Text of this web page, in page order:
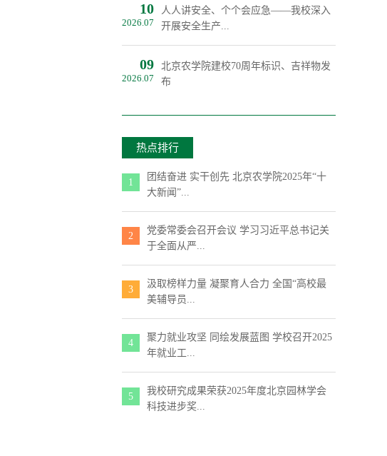
10
2026.07
人人讲安全、个个会应急——我校深入
开展安全生产...
09
2026.07
北京农学院建校70周年标识、吉祥物发
布
热点排行
1
团结奋进 实干创先 北京农学院2025年“十
大新闻”...
2
党委常委会召开会议 学习习近平总书记关
于全面从严...
3
汲取榜样力量 凝聚育人合力 全国“高校最
美辅导员...
4
聚力就业攻坚 同绘发展蓝图 学校召开2025
年就业工...
5
我校研究成果荣获2025年度北京园林学会
科技进步奖...